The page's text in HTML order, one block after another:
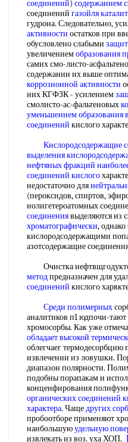
соединений) содержанием
соединений газойля
гудрона. Следовательно,
активности остатков при
обусловлено слабыми
увеличениемобразования
самих смо-листо-
содержании их выше
коррозионной активности
них КГФЗК - усилением
смолисто-ас-фальтеновых
уменьшением образования
соединений кислого
Кислородсодержащие
выделения
нефтяных фракций
соединений кислого
недостаточно для
(пероксидов, спиртов,
иолигетероатомных
соединениявыделяются из
хроматографически,
кислородсодержащими
азотсодержащие
Очистка
методпредназначен для
соединений кислого
Среди полимерных
аналитиков п1 юдпочи-тают
хромосорбы. Как уже
обладает высокой
облегчаег термодесорбцию
извлечении из ловушки.
диапазон полярности.
подобны порапакам и
конценфирования
органических соединений
характера. Чащедругих
пробоотборе применяют
наибольшуюудельную
извлекать из воз. уха ХОП.